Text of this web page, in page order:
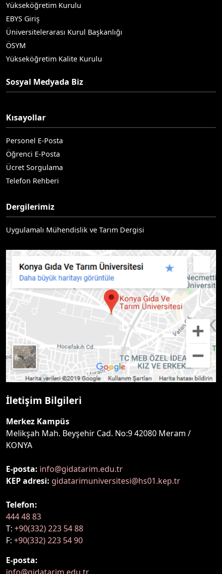
Yükseköğretim Kurulu
EBYS Giriş
Üniversitelerarası Kurul Başkanlığı
ÖSYM
Yükseköğretim Kalite Kurulu
Sosyal Medyada Biz
Kısayollar
Personel E-Posta
Öğrenci E-Posta
Ücret Sorgulama
Telefon Rehberi
Dergilerimiz
Uygulamalı Mühendislik ve Tarım Dergisi
İletişim Bilgileri
Merkez Kampüs
Melikşah Mah. Beyşehir Cad. No:9 42080 Meram /
KONYA
E-posta: info@gidatarim.edu.tr
KEP adresi: gidatarimuniversitesi@hs01.kep.tr
Telefon:
444 48 83
T: +90(332) 223 54 88
F: +90(332) 223 54 90
E-posta: